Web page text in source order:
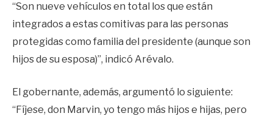
“Son nueve vehículos en total los que están
integrados a estas comitivas para las personas
protegidas como familia del presidente (aunque son
hijos de su esposa)”, indicó Arévalo.
El gobernante, además, argumentó lo siguiente:
“Fíjese, don Marvin, yo tengo más hijos e hijas, pero